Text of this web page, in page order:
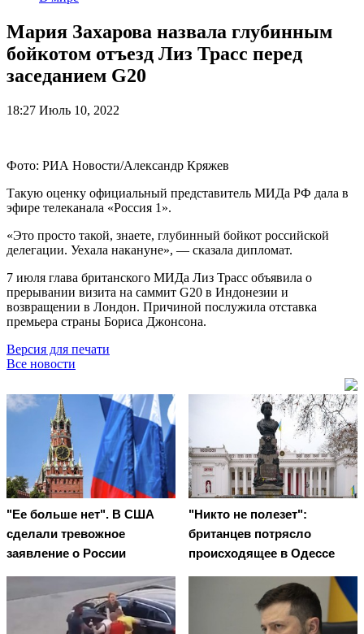
Мария Захарова назвала глубинным
бойкотом отъезд Лиз Трасс перед
заседанием G20
18:27 Июль 10, 2022
Фото: РИА Новости/Александр Кряжев
Такую оценку официальный представитель МИДа РФ дала в
эфире телеканала «Россия 1».
«Это просто такой, знаете, глубинный бойкот российской
делегации. Уехала накануне», — сказала дипломат.
7 июля глава британского МИДа Лиз Трасс объявила о
прерывании визита на саммит G20 в Индонезии и
возвращении в Лондон. Причиной послужила отставка
премьера страны Бориса Джонсона.
Версия для печати
Все новости
"Ее больше нет". В США
сделали тревожное
заявление о России
"Никто не полезет":
британцев потрясло
происходящее в Одессе